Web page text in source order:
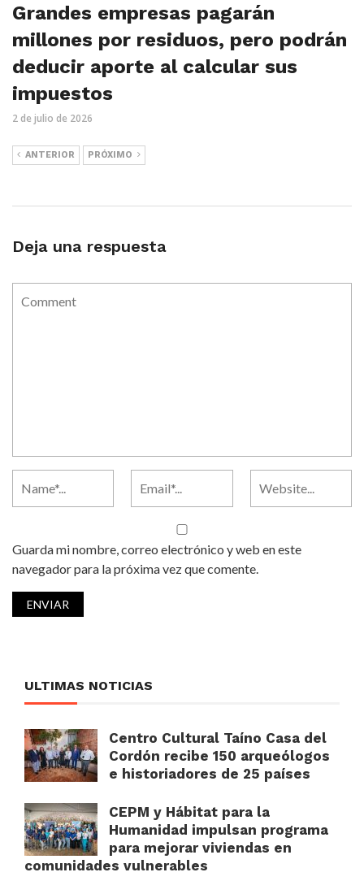
Grandes empresas pagarán
millones por residuos, pero podrán
deducir aporte al calcular sus
impuestos
2 de julio de 2026
ANTERIOR PRÓXIMO
Deja una respuesta
Guarda mi nombre, correo electrónico y web en este
navegador para la próxima vez que comente.
ULTIMAS NOTICIAS
Centro Cultural Taíno Casa del
Cordón recibe 150 arqueólogos
e historiadores de 25 países
CEPM y Hábitat para la
Humanidad impulsan programa
para mejorar viviendas en
comunidades vulnerables